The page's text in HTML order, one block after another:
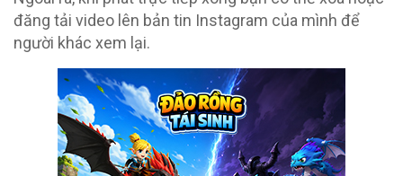
đăng tải video lên bản tin Instagram của mình để
người khác xem lại.